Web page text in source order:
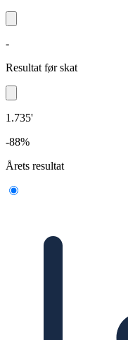
-
Resultat før skat
1.735'
-88%
Årets resultat